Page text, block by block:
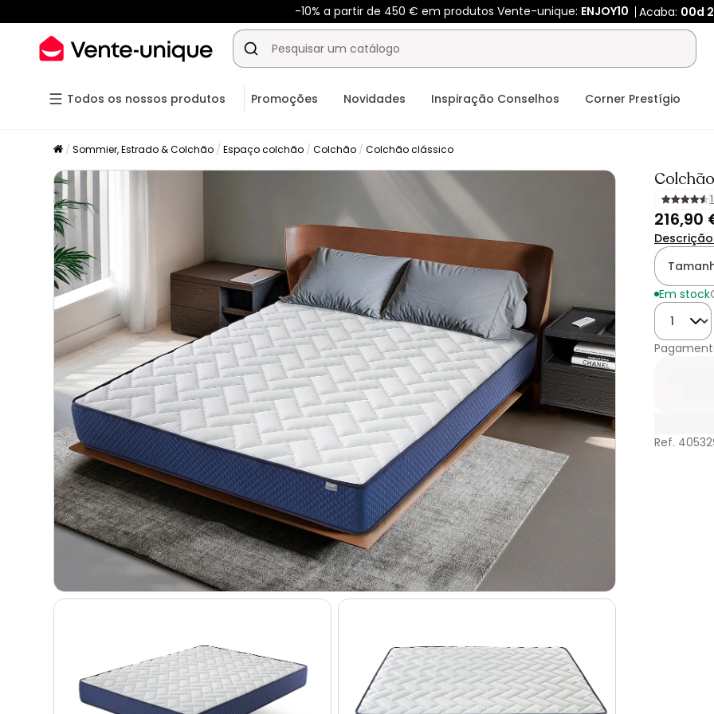
-10% a partir de 450 € em produtos Vente-unique: ENJOY10 Acaba: 00d
Todos os nossos produtos Promoções Novidades Inspiração Conselhos Corner Prestígio
Sommier, Estrado & Colchão Espaço colchão Colchão Colchão clássico
216,90
Descrição
Em stock
Ref.